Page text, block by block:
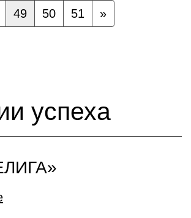
49 50 51 »
успеха